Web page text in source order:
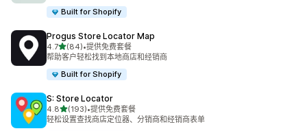
Built for Shopify
Progus Store Locator Map
4.7星（满分 5 星）
(84)
总共 84 条评论
•提供免费套餐
帮助客户轻松找到本地商店和经销商
Built for Shopify
S: Store Locator
4.8星（满分 5 星）
(193)
总共 193 条评论
•提供免费套餐
轻松设置查找商店定位器、分销商和经销商表单